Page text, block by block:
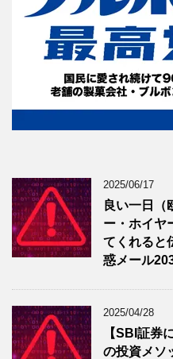
2025/06/17
良い一日（
ー・ホイヤ
てくれると
惑メール
2025/04/28
【SBI証券
の投資メソ